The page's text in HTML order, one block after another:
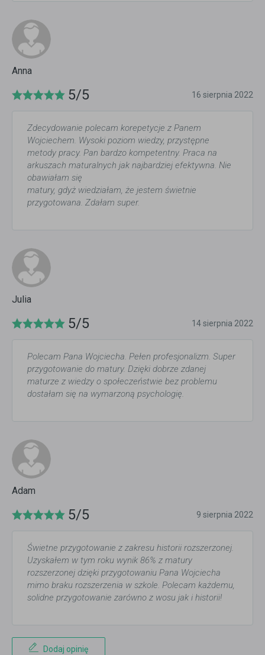
Anna
5/5 16 sierpnia 2022
Zdecydowanie polecam korepetycje z Panem
Wojciechem. Wysoki poziom wiedzy, przystępne
metody pracy. Pan bardzo kompetentny. Praca na
arkuszach maturalnych jak najbardziej efektywna. Nie
obawiałam się
matury, gdyż wiedziałam, że jestem świetnie
przygotowana. Zdałam super.
Julia
5/5 14 sierpnia 2022
Polecam Pana Wojciecha. Pełen profesjonalizm. Super
przygotowanie do matury. Dzięki dobrze zdanej
maturze z wiedzy o społeczeństwie bez problemu
dostałam się na wymarzoną psychologię.
Adam
5/5 9 sierpnia 2022
Świetne przygotowanie z zakresu historii rozszerzonej.
Uzyskałem w tym roku wynik 86% z matury
rozszerzonej dzięki przygotowaniu Pana Wojciecha
mimo braku rozszerzenia w szkole. Polecam każdemu,
solidne przygotowanie zarówno z wosu jak i historii!
Dodaj opinię